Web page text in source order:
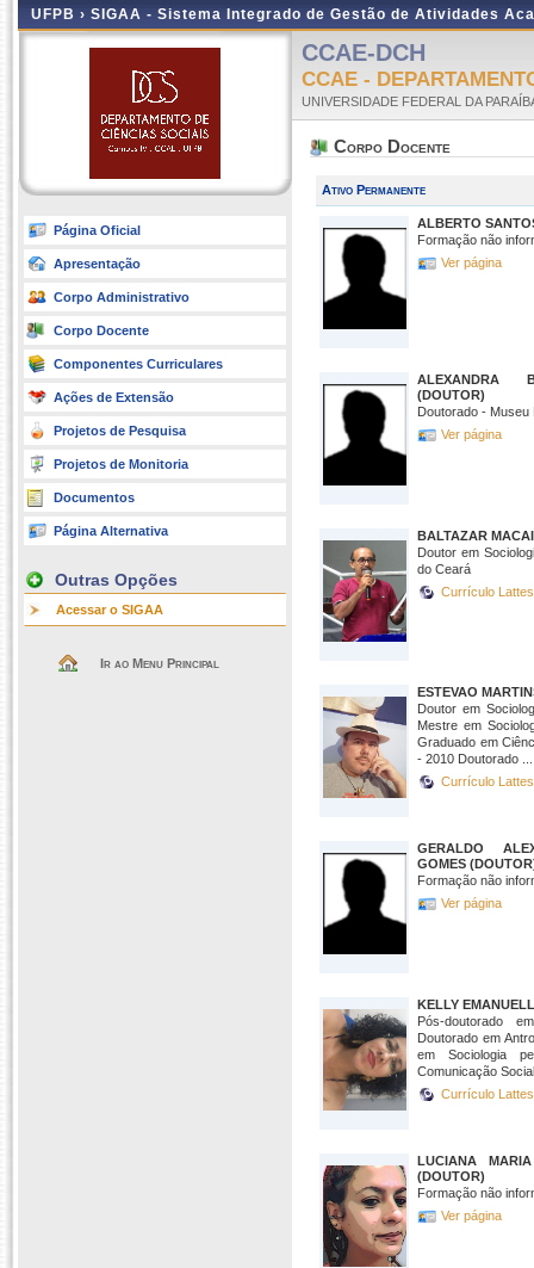
UFPB › SIGAA - Sistema Integrado de Gestão de Atividades
Página Oficial
Apresentação
Corpo Administrativo
Corpo Docente
Componentes Curriculares
Ações de Extensão
Projetos de Pesquisa
Projetos de Monitoria
Documentos
Página Alternativa
Outras Opções
Acessar o SIGAA
Ir ao Menu Principal
CCAE-DCH
CCAE -
UNIVERSIDADE FEDERAL DA
Corpo Docente
Ativo Permanente
ALBERTO
Formação não
Ver página
ALEXANDRA
(DOUTOR)
Doutorado - Museu
Ver página
BALTAZAR
Doutor em
do Ceará
Currículo
ESTEVAO
Doutor em
Mestre em
Graduado em
- 2010 Doutorado ...
Currículo
GERALDO
GOMES
Formação não
Ver página
KELLY
Pós-doutorado
Doutorado em
em Sociologia
Comunicação
Currículo
LUCIANA
(DOUTOR)
Formação não
Ver página